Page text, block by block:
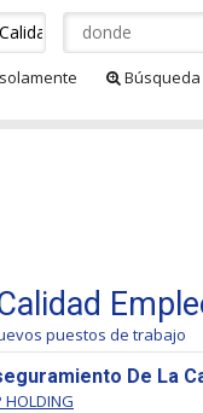
puestos de trabajo
De La
HOLDING